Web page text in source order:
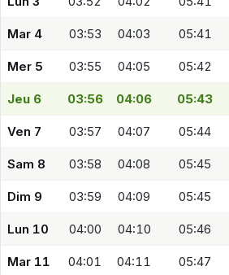
Mar 4 03:53 04:03 05:41
Mer 5 03:55 04:05 05:42
Jeu 6 03:56 04:06 05:43
Ven 7 03:57 04:07 05:44
Sam 8 03:58 04:08 05:45
Dim 9 03:59 04:09 05:45
Lun 10 04:00 04:10 05:46
Mar 11 04:01 04:11 05:47